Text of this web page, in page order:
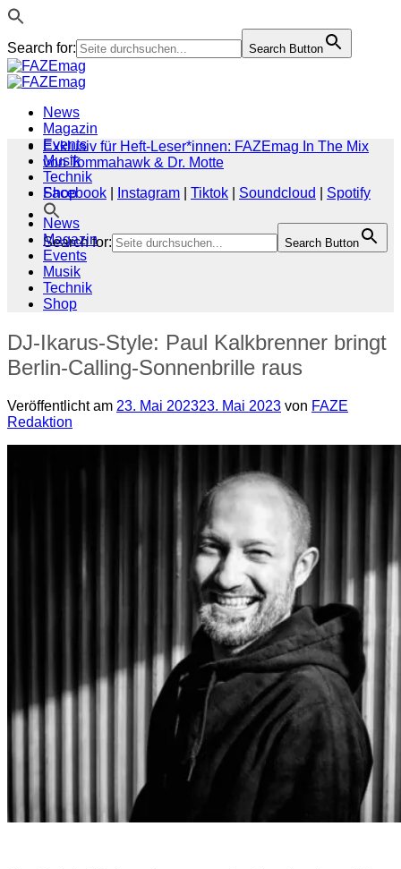
Search for: Search Button
Zum
Inhalt
News
Magazin
Events
Musik
Technik
Shop
Search for: Search Button
Exklusiv für Heft-Leser*innen: FAZEmag In The Mix
von Tommahawk & Dr. Motte
Facebook
Instagram Tiktok Soundcloud
Spotify
News
Magazin
Events
Musik
Technik
Shop
DJ-Ikarus-Style: Paul Kalkbrenner bringt
Berlin-Calling-Sonnenbrille raus
Veröffentlicht am 23. Mai 202323. Mai 2023 von FAZE
Redaktion